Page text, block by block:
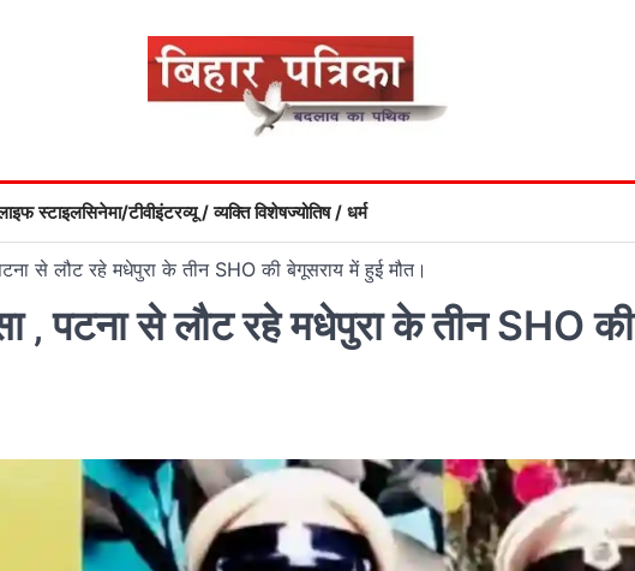
स्टाइलसिनेमा/टीवीइंटरव्यू / व्यक्ति विशेषज्योतिष / धर्म
से लौट रहे मधेपुरा के तीन SHO की बेगूसराय में हुई मौत।
‚ पटना से लौट रहे मधेपुरा के तीन SHO की